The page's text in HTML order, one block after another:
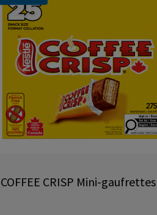
COFFEE CRISP Mini-gaufrettes